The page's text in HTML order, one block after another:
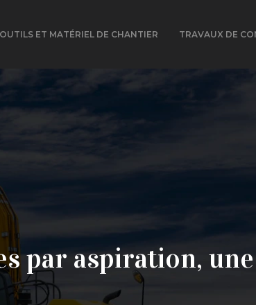
OUTILS ET MATÉRIEL DE CHANTIER TRAVAUX DE
par aspiration,